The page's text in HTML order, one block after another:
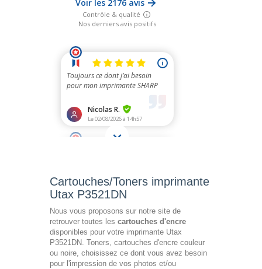
Cartouches/Toners imprimante
Utax P3521DN
Nous vous proposons sur notre site de
retrouver toutes les cartouches d'encre
disponibles pour votre imprimante Utax
P3521DN. Toners, cartouches d'encre couleur
ou noire, choisissez ce dont vous avez besoin
pour l'impression de vos photos et/ou